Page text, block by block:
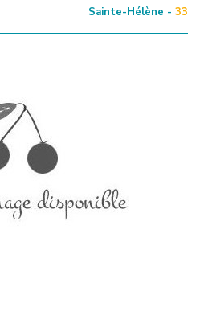
Sainte-Hélène - 33